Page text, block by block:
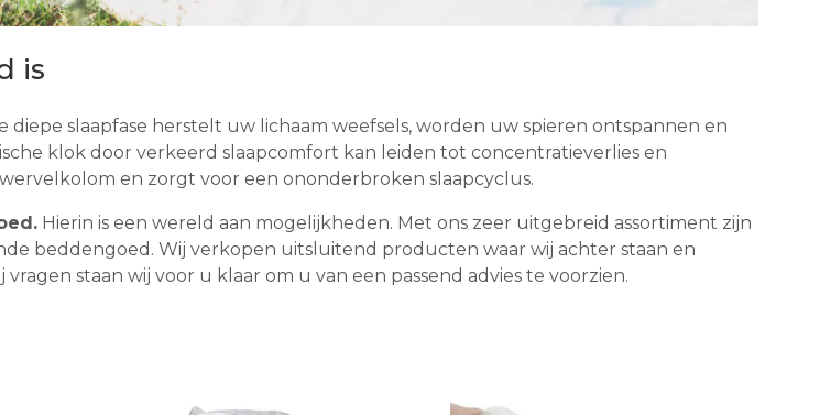
is
diepe slaapfase herstelt uw lichaam weefsels, worden uw spieren ontspannen en
klok door verkeerd slaapcomfort kan leiden tot concentratieverlies en
en zorgt voor een ononderbroken slaapcyclus.
Hierin is een wereld aan mogelijkheden. Met ons zeer uitgebreid assortiment zijn
beddengoed. Wij verkopen uitsluitend producten waar wij achter staan en
staan wij voor u klaar om u van een passend advies te voorzien.